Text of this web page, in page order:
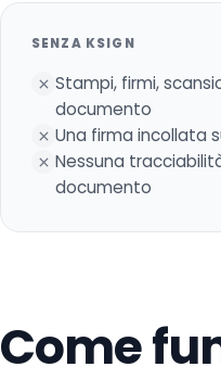
SENZA KSIGN
Stampi, firmi,
documento
Una firma incollata
Nessuna
documento
Come